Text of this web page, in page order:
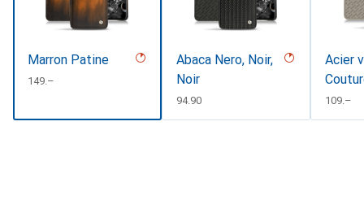
Marron Patine
CHF
149.–
Abaca Nero, Noir,
Noir
CHF
94.90
Acier
CHF
109.–